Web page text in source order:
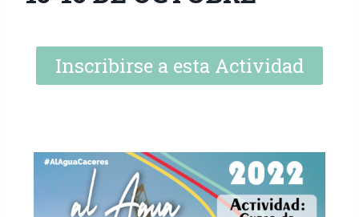
Inscribirse a esta Actividad